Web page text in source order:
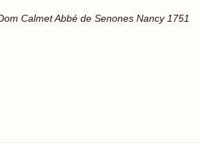
Calmet Abbé de Senones Nancy 1751